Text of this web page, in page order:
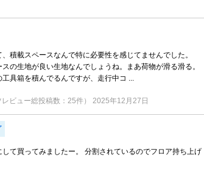
積載スペースなんで特に必要性を感じてませんでした。
の生地が良い生地なんでしょうね。まあ荷物が滑る滑る。
具箱を積んでるんですが、走行中コ ...
レビュー総投稿数：25件） 2025年12月27日
して買ってみましたー。 分割されているのでフロア持ち上げ